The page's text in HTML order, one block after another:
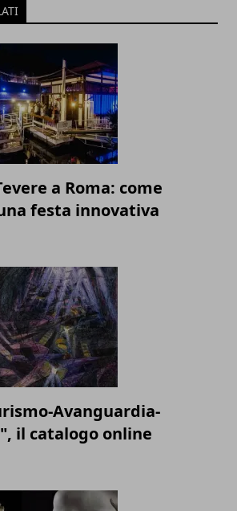
a Roma: come
festa innovativa
Avanguardia-
il catalogo online